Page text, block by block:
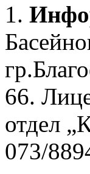
1.
66.
отдел
073/